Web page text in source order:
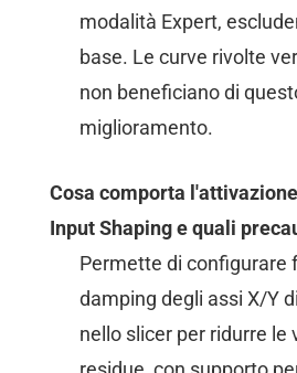
modalità Expert,
base. Le curve rivolte
non beneficiano di
miglioramento.
Cosa comporta
Input Shaping e quali
Permette di configurare
damping degli assi X/Y
nello slicer per ridurre le